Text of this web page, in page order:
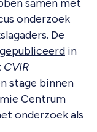
samen met
onderzoek
De
gepubliceerd in
CVIR
stage binnen
Centrum
onderzoek als